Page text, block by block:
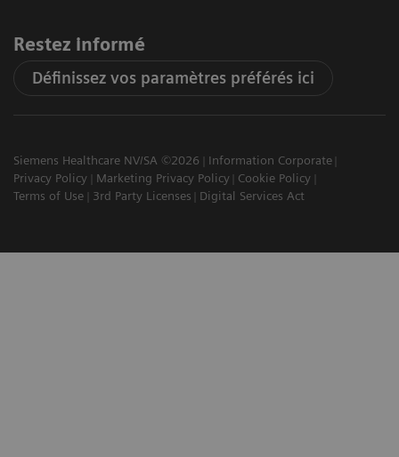
Restez informé
Définissez vos paramètres préférés ici
Siemens Healthcare NV/SA ©2026
Information Corporate
Privacy Policy
Marketing Privacy Policy
Cookie Policy
Terms of Use
3rd Party Licenses Digital Services Act